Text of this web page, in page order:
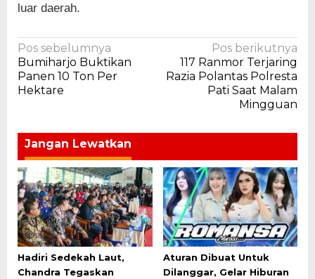
luar daerah.
Navigasi
pos
Pos sebelumnya
Bumiharjo Buktikan
Panen 10 Ton Per
Hektare
Pos berikutnya
117 Ranmor Terjaring
Razia Polantas Polresta
Pati Saat Malam
Mingguan
Jangan Lewatkan
Hadiri Sedekah Laut,
Chandra Tegaskan
Aturan Dibuat Untuk
Dilanggar, Gelar Hiburan